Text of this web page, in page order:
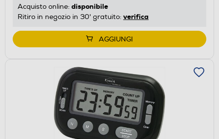
Acquisto online: disponibile
Ritiro in negozio in 30' gratuito: verifica
AGGIUNGI